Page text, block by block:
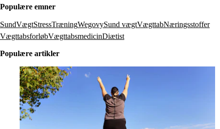
Populære emner
SundVægtStressTræningWegovySund vægtVægttabNæringsstoffer
VægttabsforløbVægttabsmedicinDiætist
Populære artikler